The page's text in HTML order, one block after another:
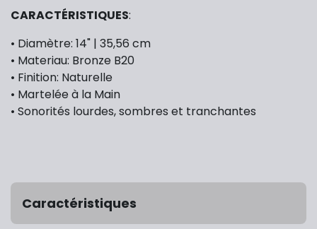
CARACTÉRISTIQUES:
• Diamètre: 14" | 35,56 cm
• Materiau: Bronze B20
• Finition: Naturelle
• Martelée à la Main
• Sonorités lourdes, sombres et tranchantes
Caractéristiques